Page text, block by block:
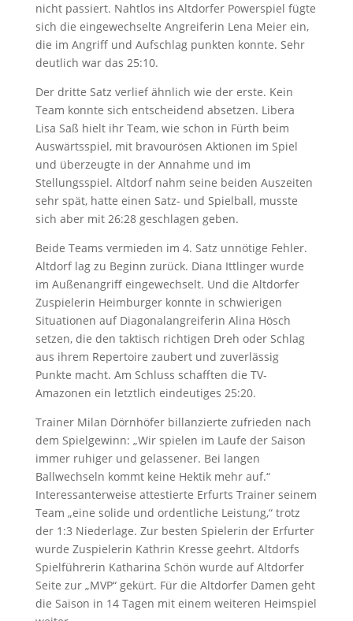
nicht passiert. Nahtlos ins Altdorfer Powerspiel fügte
sich die eingewechselte Angreiferin Lena Meier ein,
die im Angriff und Aufschlag punkten konnte. Sehr
deutlich war das 25:10.
Der dritte Satz verlief ähnlich wie der erste. Kein
Team konnte sich entscheidend absetzen. Libera
Lisa Saß hielt ihr Team, wie schon in Fürth beim
Auswärtsspiel, mit bravourösen Aktionen im Spiel
und überzeugte in der Annahme und im
Stellungsspiel. Altdorf nahm seine beiden Auszeiten
sehr spät, hatte einen Satz- und Spielball, musste
sich aber mit 26:28 geschlagen geben.
Beide Teams vermieden im 4. Satz unnötige Fehler.
Altdorf lag zu Beginn zurück. Diana Ittlinger wurde
im Außenangriff eingewechselt. Und die Altdorfer
Zuspielerin Heimburger konnte in schwierigen
Situationen auf Diagonalangreiferin Alina Hösch
setzen, die den taktisch richtigen Dreh oder Schlag
aus ihrem Repertoire zaubert und zuverlässig
Punkte macht. Am Schluss schafften die TV-
Amazonen ein letztlich eindeutiges 25:20.
Trainer Milan Dörnhöfer billanzierte zufrieden nach
dem Spielgewinn: „Wir spielen im Laufe der Saison
immer ruhiger und gelassener. Bei langen
Ballwechseln kommt keine Hektik mehr auf.“
Interessanterweise attestierte Erfurts Trainer seinem
Team „eine solide und ordentliche Leistung,“ trotz
der 1:3 Niederlage. Zur besten Spielerin der Erfurter
wurde Zuspielerin Kathrin Kresse geehrt. Altdorfs
Spielführerin Katharina Schön wurde auf Altdorfer
Seite zur „MVP“ gekürt. Für die Altdorfer Damen geht
die Saison in 14 Tagen mit einem weiteren Heimspiel